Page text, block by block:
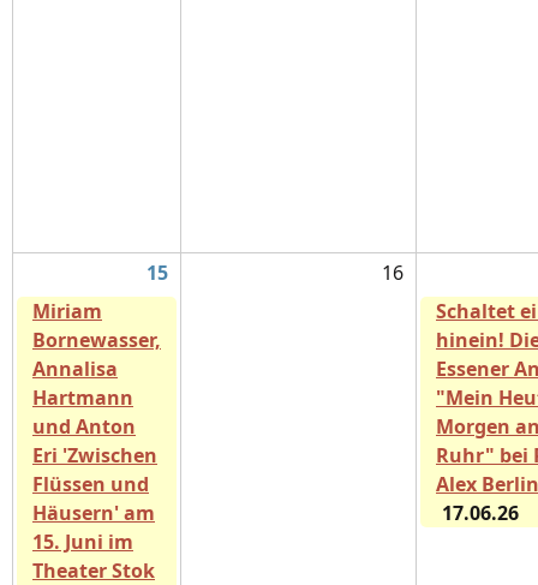
15
16
Miriam
Bornewasser,
Annalisa
Hartmann
und Anton
Eri 'Zwischen
Flüssen und
Häusern' am
15. Juni im
Theater Stok
Schaltet
hinein!
Essener
"Mein
Morgen
Ruhr" bei
Alex Berlin
17.06.26